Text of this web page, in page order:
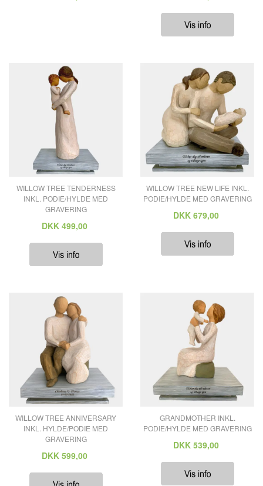
WILLOW TREE TENDERNESS
INKL. PODIE/HYLDE MED
GRAVERING
DKK 499,00
WILLOW TREE NEW LIFE INKL.
PODIE/HYLDE MED GRAVERING
DKK 679,00
WILLOW TREE ANNIVERSARY
INKL. HYLDE/PODIE MED
GRAVERING
DKK 599,00
GRANDMOTHER INKL.
PODIE/HYLDE MED GRAVERING
DKK 539,00